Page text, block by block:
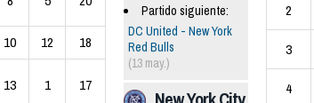
10 12 18
13 1 17
Partido siguiente:
DC United - New York
Red Bulls
(13 may.)
2
3
4